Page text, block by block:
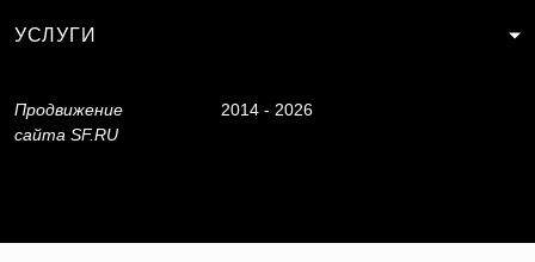
УСЛУГИ
Продвижение
сайта SF.RU
2014 - 2026